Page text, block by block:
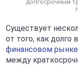
долгосрочным
Существует
от того, как
финансовом рынке
между